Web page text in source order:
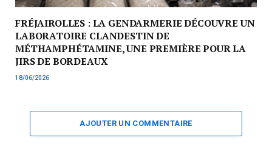
FRÉJAIROLLES : LA GENDARMERIE DÉCOUVRE UN
LABORATOIRE CLANDESTIN DE
MÉTHAMPHÉTAMINE, UNE PREMIÈRE POUR LA
JIRS DE BORDEAUX
18/06/2026
AJOUTER UN COMMENTAIRE